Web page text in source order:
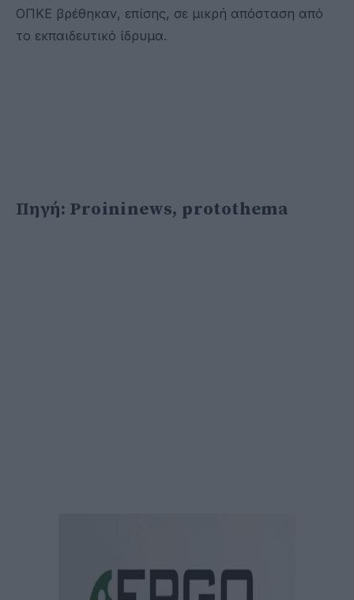
ΟΠΚΕ βρέθηκαν, επίσης, σε μικρή απόσταση από
το εκπαιδευτικό ίδρυμα.
Πηγή: Proininews, protothema